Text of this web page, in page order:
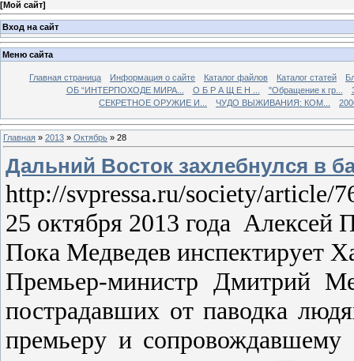
[Мой сайт]
Вход на сайт
Меню сайта
Главная страница Информация о сайте Каталог файлов Каталог статей
ОБ “ИНТЕРПОХОДЕ МИРА...
О Б Р А Щ Е Н ... "Обращение к гр...
СЕКРЕТНОЕ ОРУЖИЕ И...
ЧУДО ВЫЖИВАНИЯ: КОМ...
Главная » 2013 » Октябрь » 28
Дальний Восток захлебнулся в
http://svpressa.ru/society/article/
25 октября 2013 года
Пока Медведев инспектирует
Премьер-министр Дмитрий
пострадавших от паводка
премьеру и